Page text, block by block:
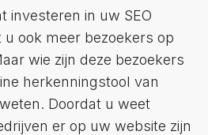
investeren in uw SEO
ook meer bezoekers op
wie zijn deze bezoekers
herkenningstool van
Doordat u weet
er op uw website zijn